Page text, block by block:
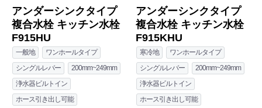
アンダーシンクタイプ
複合水栓 キッチン水栓
F915HU
一般地
ワンホールタイプ
シングルレバー
200mm~249mm
浄水器ビルトイン
ホース引き出し可能
アンダーシンクタイプ
複合水栓 キッチン水栓
F915KHU
寒冷地
ワンホールタイプ
シングルレバー
200mm~249mm
浄水器ビルトイン
ホース引き出し可能